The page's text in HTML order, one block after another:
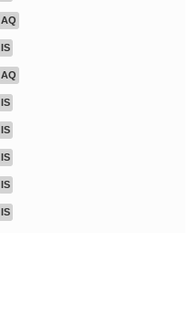
AQ
IS
AQ
IS
IS
IS
IS
IS